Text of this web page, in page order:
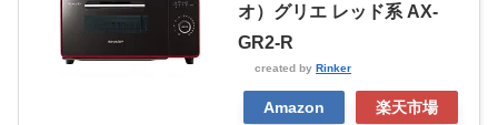
オ）グリエ レッド系 AX-
GR2-R
created by Rinker
Amazon 楽天市場